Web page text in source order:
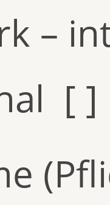
–
[